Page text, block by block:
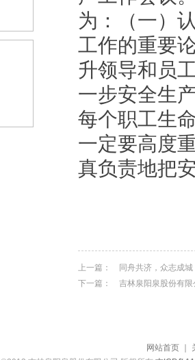
为：（一）
工作的重要
升领导和员
一步安全生
每个职工生
一定要高度
真负责地把
上一篇：
同舟共济，众志成
下一篇：
吉林泉阳泉股份有
网站首页